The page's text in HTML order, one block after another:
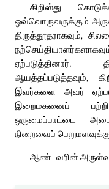
கிறிஸ்து
ஒவ்வொருவருக்கும்
திருத்தூதராகவும்,
ஏற்படுத்தினார்.
ஆயத்தப்படுத்தவும்,
இவர்களை அவர்
இறைமகனைப்
ஒருமைப்பாட்டை
நிறைவைப்
ஆண்டவரின்